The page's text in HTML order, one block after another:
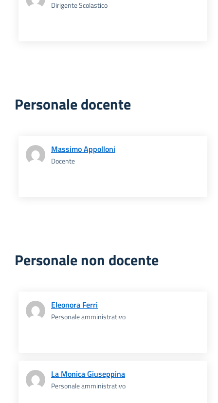
Dirigente Scolastico
Personale docente
Massimo Appolloni
Docente
Personale non docente
Eleonora Ferri
Personale amministrativo
La Monica Giuseppina
Personale amministrativo